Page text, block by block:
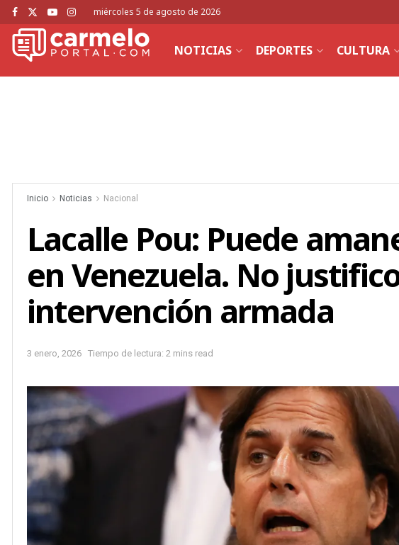
miércoles 5 de agosto de 2026
NOTICIAS DEPORTES CULTURA
Inicio Noticias Nacional
Lacalle Pou: Puede
en Venezuela. No
intervención armada
3 enero, 2026 Tiempo de lectura: 2 mins read